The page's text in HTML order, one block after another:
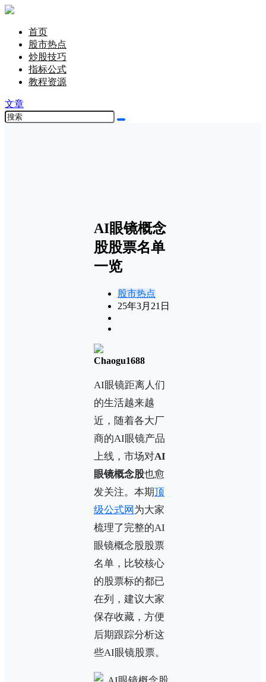
首页
股市热点
炒股技巧
指标公式
教程资源
文章
AI眼镜概念
股股票名单
一览
股市热点
25年3月21日
Chaogu1688
AI眼镜距离人们
的生活越来越
近，随着各大厂
商的AI眼镜产品
上线，市场对AI
眼镜概念股也愈
发关注。本期顶
级公式网 为大家
梳理了完整的AI
眼镜概念股股票
名单，比较核心
的股票标的都已
在列，建议大家
保存收藏，方便
后期跟踪分析这
些AI眼镜股票。